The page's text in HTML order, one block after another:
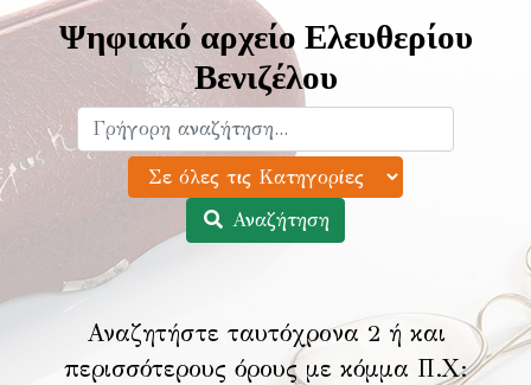
Ψηφιακό αρχείο Ελευθερίου
Βενιζέλου
Αναζήτηση
Αναζητήστε ταυτόχρονα 2 ή και
περισσότερους όρους με κόμμα Π.Χ: